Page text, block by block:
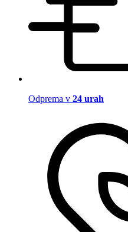
Odprema v 24 urah